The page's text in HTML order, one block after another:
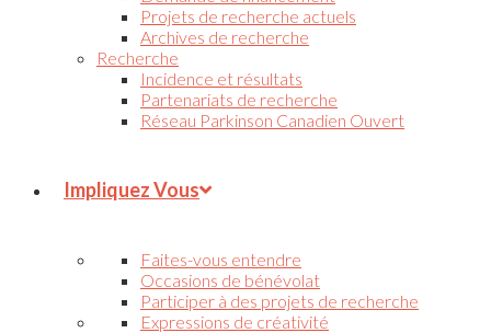
Projets de recherche actuels
Archives de recherche
Recherche
Incidence et résultats
Partenariats de recherche
Réseau Parkinson Canadien Ouvert
Impliquez Vous
Faites-vous entendre
Occasions de bénévolat
Participer à des projets de recherche
Expressions de créativité